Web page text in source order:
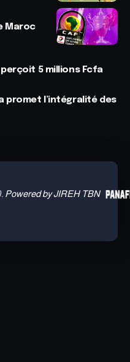
Maroc
perçoit 5 millions Fcfa
promet l’intégralité des
Powered by JIREH TBN